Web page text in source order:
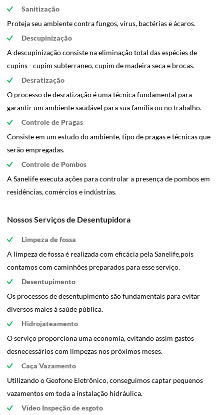
Sanitização
Proteja seu ambiente contra fungos, vírus, bactérias e ácaros.
Descupinização
A descupinização consiste na eliminação total das espécies de
cupins - cupim subterraneo, cupim de madeira seca e brocas.
Desratização
O processo de desratização é uma técnica fundamental para
garantir um ambiente saudável para sua família ou no trabalho.
Controle de Pragas
Consiste em um estudo do ambiente, tipo de pragas e técnicas que
serão empregadas.
Controle de Pombos
A Sanelife executa ações para controlar a presença de pombos em
residências, comércios e indústrias.
Nossos Serviços de Desentupidora
Limpeza de fossa
A limpeza de fossa é realizada com eficácia pela Sanelife,pois
contamos com caminhões preparados para esse serviço.
Desentupimento
Os processos de desentupimento são fundamentais para evitar
diversos males à saúde pública.
Hidrojateamento
O serviço proporciona uma economia, evitando assim gastos
desnecessários com limpezas nos próximos meses.
Caça Vazamento
Utilizando o Geofone Eletrônico, conseguimos captar pequenos
vazamentos em toda a instalação hidráulica.
Vídeo Inspeção de esgoto